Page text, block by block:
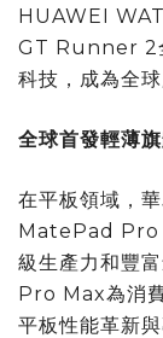
HUAWEI
GT Runner 2
科技，成為全
全球首發輕薄
在平板領域，
MatePad Pro
級生產力和豐
Pro Max為消
平板性能革新